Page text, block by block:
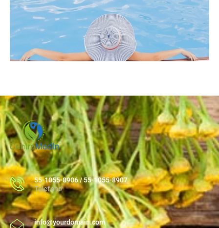
55-1055-8906 / 55-1055-8907
Telefono
info@yourdomain.com